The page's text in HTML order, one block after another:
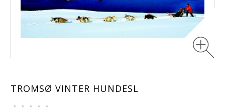
TROMSØ VINTER HUNDESL